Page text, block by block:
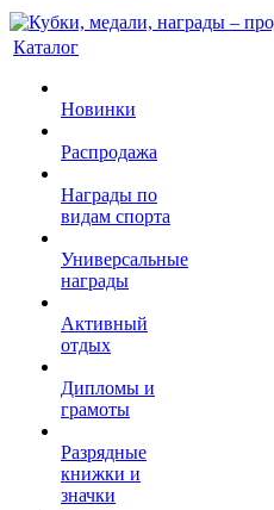
Каталог
Новинки
Распродажа
Награды по
видам спорта
Универсальные
награды
Активный
отдых
Дипломы и
грамоты
Разрядные
книжки и
значки